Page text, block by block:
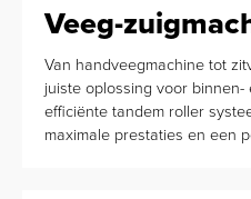
Veeg-
Van handveegmachine tot
juiste oplossing voor
efficiënte tandem roller
maximale prestaties en een